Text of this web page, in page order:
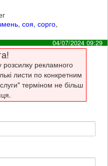
,соя,сорго,
04/07/2024 09:29
рекламного
листи по конкретним
терміном не більш